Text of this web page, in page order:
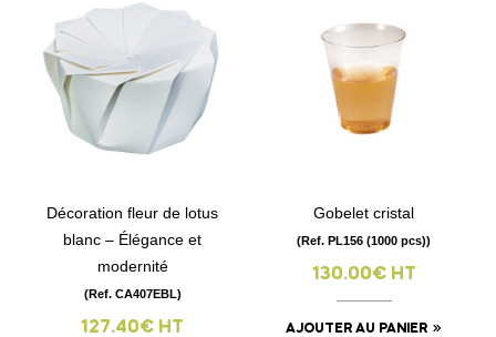
Décoration fleur de lotus
blanc – Élégance et
modernité
(Ref. CA407EBL)
127.40€ HT
Gobelet cristal
(Ref. PL156 (1000 pcs))
130.00€ HT
AJOUTER AU PANIER